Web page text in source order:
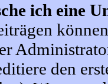
ich eine
den